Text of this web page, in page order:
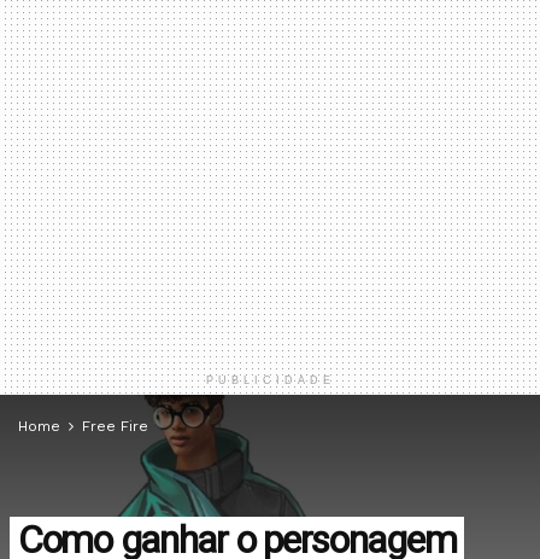
PUBLICIDADE
Home Free Fire
Como ganhar o personagem